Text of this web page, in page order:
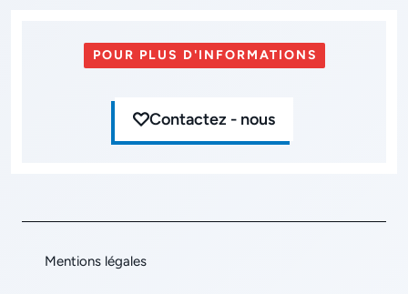
POUR PLUS D'INFORMATIONS
Contactez - nous
Mentions légales